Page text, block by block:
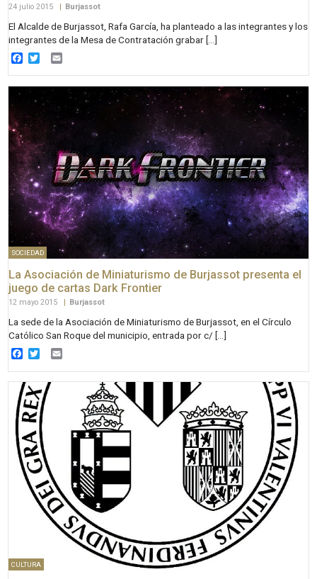
24 julio 2015 | Burjassot
El Alcalde de Burjassot, Rafa García, ha planteado a las integrantes y los
integrantes de la Mesa de Contratación grabar […]
Facebook
Twitter
SOCIEDAD
La Asociación de Miniaturismo de Burjassot presenta el
juego de cartas Dark Frontier
12 mayo 2015 Burjassot
La sede de la Asociación de Miniaturismo de Burjassot, en el Círculo
Católico San Roque del municipio, entrada por c/ […]
Facebook
Twitter
CULTURA